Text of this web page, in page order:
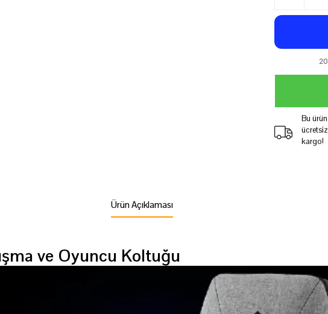
Bu ürün
ücretsiz
kargo!
Ürün Açıklaması
ve Oyuncu Koltuğu